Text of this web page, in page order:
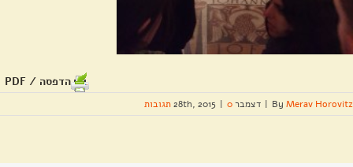
הדפסה / PDF
By Merav Horovitz
| דצמבר 28th, 2015 | 0 תגובות